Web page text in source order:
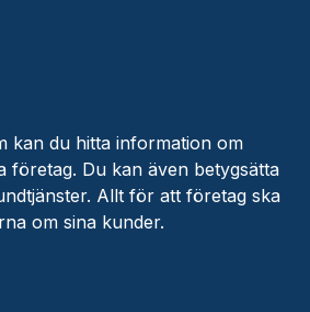
kan du hitta information om
företag. Du kan även betygsätta
Allt för att företag ska
om sina kunder.